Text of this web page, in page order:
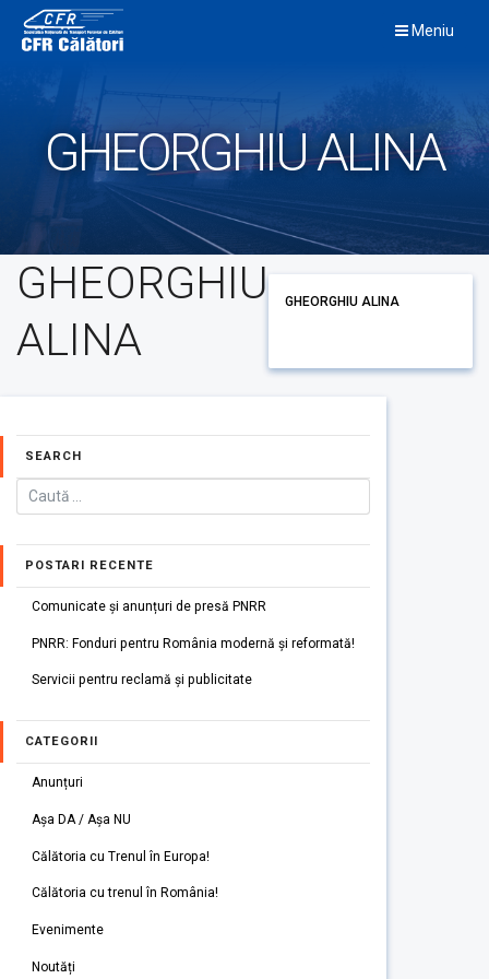
content
Meniu
GHEORGHIU ALINA
GHEORGHIU
ALINA
GHEORGHIU ALINA
SEARCH
POSTARI RECENTE
Comunicate și anunțuri de presă PNRR
PNRR: Fonduri pentru România modernă și reformată!
Servicii pentru reclamă și publicitate
CATEGORII
Anunțuri
Așa DA / Așa NU
Călătoria cu Trenul în Europa!
Călătoria cu trenul în România!
Evenimente
Noutăți